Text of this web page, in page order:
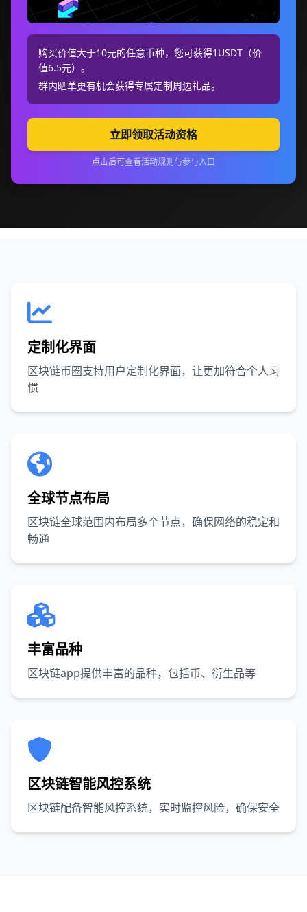
购买价值大于10元的任意币种，您可获得1USDT（价
值6.5元）。
群内晒单更有机会获得专属定制周边礼品。
立即领取活动资格
点击后可查看活动规则与参与入口
定制化界面
区块链币圈支持用户定制化界面，让更加符合个人习
惯
全球节点布局
区块链全球范围内布局多个节点，确保网络的稳定和
畅通
丰富品种
区块链app提供丰富的品种，包括币、衍生品等
区块链智能风控系统
区块链配备智能风控系统，实时监控风险，确保安全